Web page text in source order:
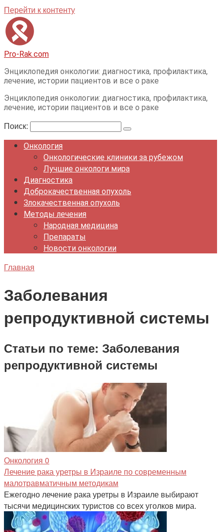
Перейти к контенту
Pro-Rak.com
Энциклопедия онкологии: диагностика, профилактика,
лечение, истории пациентов и все о раке
Энциклопедия онкологии: диагностика, профилактика,
лечение, истории пациентов и все о раке
Поиск:
Онкология
Онкологические клиники за рубежом
Лучшие онкологи мира
Диагностика
Доброкачественная опухоль
Злокачественная опухоль
Методы лечения
Народная медицина
Препараты
Новости онкологии
Главная
Заболевания
репродуктивной системы
Статьи по теме: Заболевания
репродуктивной системы
Онкология 0
Лечение рака уретры в Израиле по современным
малотравматичным методикам
Ежегодно лечение рака уретры в Израиле выбирают
тысячи медицинских туристов со всех уголков мира.